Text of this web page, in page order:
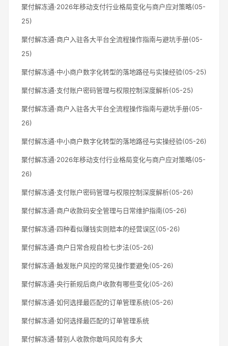
聚付解冻通·2026年移动支付行业格局变化与商户应对策略(05-
25)
聚付解冻通·商户入驻各大平台全流程操作指南与避坑手册(05-
25)
聚付解冻通·中小商户数字化转型的落地路径与实操经验(05-25)
聚付解冻通·支付账户密码管理与权限控制深度解析(05-25)
聚付解冻通·商户入驻各大平台全流程操作指南与避坑手册(05-
26)
聚付解冻通·中小商户数字化转型的落地路径与实操经验(05-26)
聚付解冻通·2026年移动支付行业格局变化与商户应对策略(05-
26)
聚付解冻通·支付账户密码管理与权限控制深度解析(05-26)
聚付解冻通·商户收款码安全管理与日常维护指南(05-26)
聚付解冻通·四种看似赚钱实则赔本的经营误区(05-26)
聚付解冻通·商户日常合规自检七步法(05-26)
聚付解冻通·触发账户风控的常见操作要避免(05-26)
聚付解冻通·央行新规后商户收款有哪些变化(05-26)
聚付解冻通·如何选择最匹配的订单管理系统(05-26)
聚付解冻通·如何选择最匹配的订单管理系统
聚付解冻通·替别人收款你敢吗风险有多大